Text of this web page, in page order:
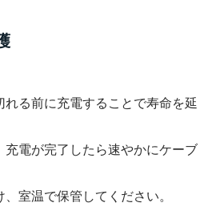
れる前に充電することで寿命を延
充電が完了したら速やかにケーブ
室温で保管してください。